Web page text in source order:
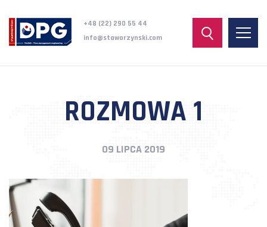
+48 (22) 290 55 44
info@staworzynski.com
ROZMOWA 1
09 LIPCA 2019